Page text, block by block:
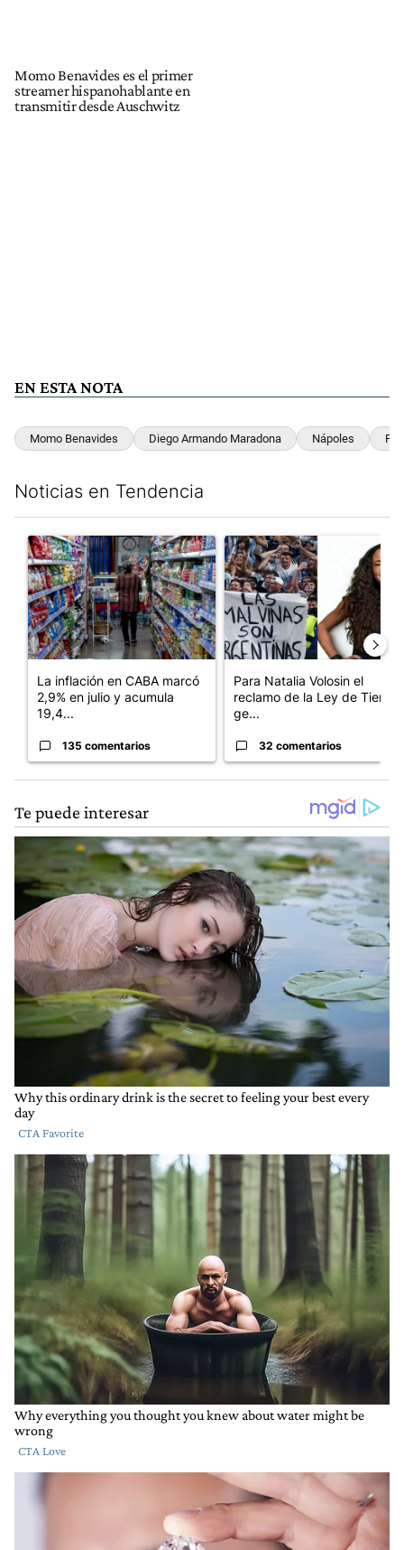
Momo Benavides es el primer
streamer hispanohablante en
transmitir desde Auschwitz
EN ESTA NOTA
Momo Benavides Diego Armando Maradona Nápoles
Noticias en Tendencia
Un artículo de tendencia con el título "La inflación en CABA
La inflación en CABA marcó
2,9% en julio y acumula
19,4...
135 comentarios
Un artículo de tendencia con
Para Natalia Volosin el
reclamo de la Ley de Tierras
ge...
32 comentarios